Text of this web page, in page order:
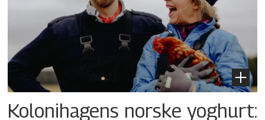
Kolonihagens norske yoghurt: